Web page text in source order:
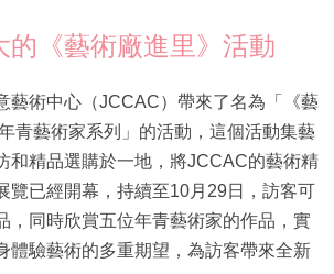
的《藝術廠進里》活動
藝術中心（JCCAC）帶來了名為「《藝
青藝術家系列」的活動，這個活動集藝
和精品選購於一地，將JCCAC的藝術精
覽已經開幕，持續至10月29日，訪客可
，同時欣賞五位年青藝術家的作品，實
體驗藝術的多重期望，為訪客帶來全新